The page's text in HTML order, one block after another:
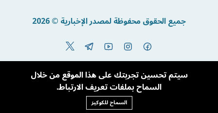
جميع الحقوق محفوظة لمصدر الإخبارية © 2026
Powered By BandoraCMS
سيتم تحسين تجربتك على هذا الموقع من خلال
السماح بملفات تعريف الارتباط.
السماح للكوكيز